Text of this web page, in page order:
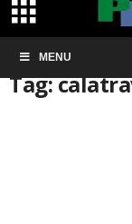
MENU
Início Tags
Tag: